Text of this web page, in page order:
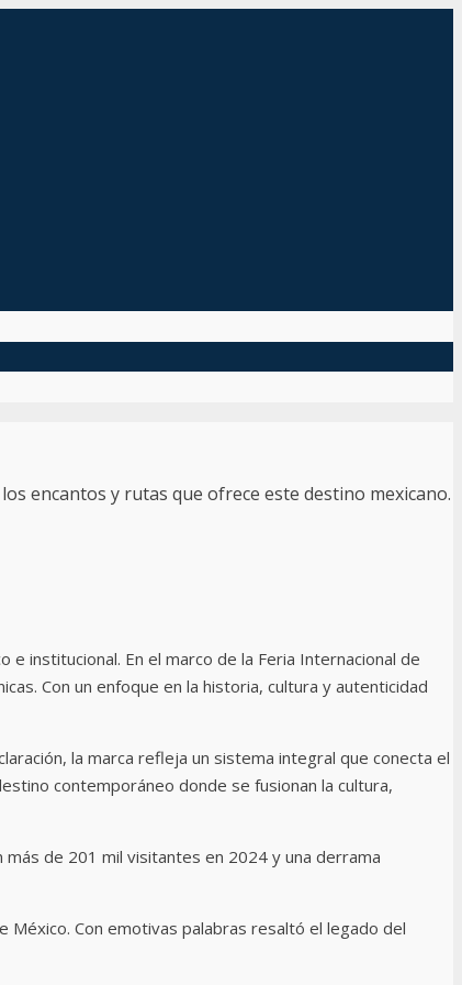
encantos y rutas que ofrece este destino mexicano.
institucional. En el marco de la Feria Internacional de
Con un enfoque en la historia, cultura y autenticidad
la marca refleja un sistema integral que conecta el
contemporáneo donde se fusionan la cultura,
de 201 mil visitantes en 2024 y una derrama
México. Con emotivas palabras resaltó el legado del